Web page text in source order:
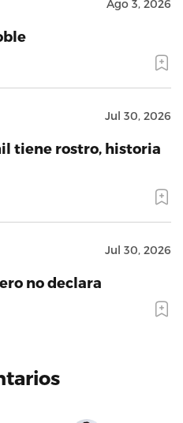
Ago 3, 2026
Jul 30, 2026
tiene rostro, historia
Jul 30, 2026
no declara